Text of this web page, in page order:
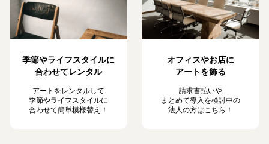
季節やライフスタイルに
合わせてレンタル
アートをレンタルして
季節やライフスタイルに
合わせて簡単模様替え！
オフィスやお店に
アートを飾る
請求書払いや
まとめて導入を検討中の
法人の方はこちら！